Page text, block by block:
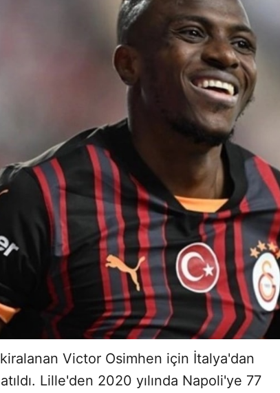
Victor Osimhen için İtalya'dan
Lille'den 2020 yılında Napoli'ye 77